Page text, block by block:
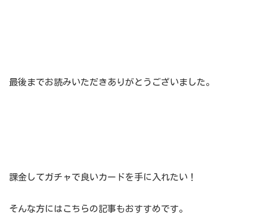
最後までお読みいただきありがとうございました。
課金してガチャで良いカードを手に入れたい！
そんな方にはこちらの記事もおすすめです。